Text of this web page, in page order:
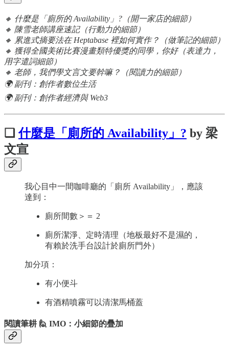
🔸 什麼是「廁所的 Availability」?（開一家店的細節）
🔸 陳雪老師講座速記（行動力的細節）
🔸 累進式摘要法在 Heptabase 裡如何實作？（做筆記的細節）
🔸 獲得全國美術比賽漫畫類特優獎的同學，你好（表達力，
用字遣詞細節）
🔸 老師，我們學文言文要幹嘛？（閱讀力的細節）
🌍 副刊：創作者數位生活
🌍 副刊：創作者經濟與 Web3
❏什麼是「廁所的 Availability」? by 梁
文宣
我心目中一間咖啡廳的「廁所 Availability」，應該
達到：
廁所間數＞＝ 2
廁所潔淨、定時清理（地板最好不是濕的，
有賴於洗手台設計於廁所門外）
加分項：
有小便斗
有酒精噴霧可以清潔馬桶蓋
閱讀筆耕 🙋 IMO：小細節的疊加